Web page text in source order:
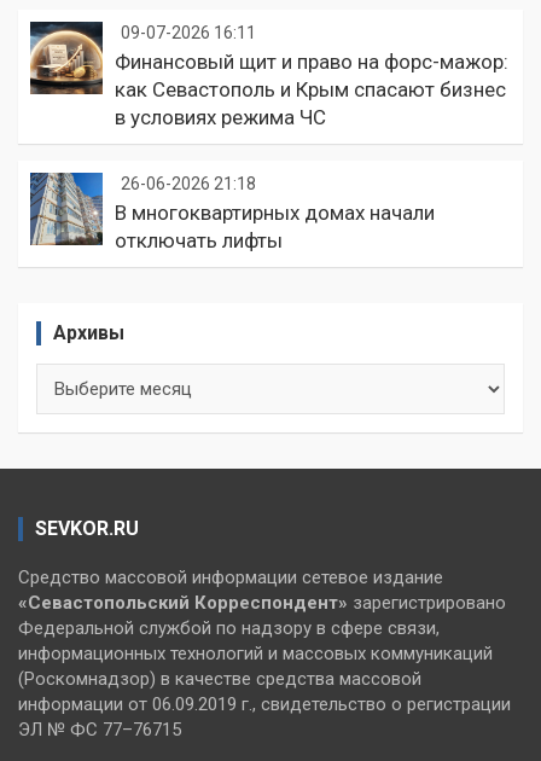
09-07-2026 16:11
Финансовый щит и право на форс-мажор:
как Севастополь и Крым спасают бизнес
в условиях режима ЧС
26-06-2026 21:18
В многоквартирных домах начали
отключать лифты
Архивы
SEVKOR.RU
Средство массовой информации сетевое издание
«Севастопольский Корреспондент» зарегистрировано
Федеральной службой по надзору в сфере связи,
информационных технологий и массовых коммуникаций
(Роскомнадзор) в качестве средства массовой
информации от 06.09.2019 г., свидетельство о регистрации
ЭЛ № ФС 77–76715